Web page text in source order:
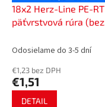
18x2 Herz-Line PE-RT
päťvrstvová rúra (bez
Odosielame do 3-5 dní
€1,23 bez DPH
€1,51
DETAIL